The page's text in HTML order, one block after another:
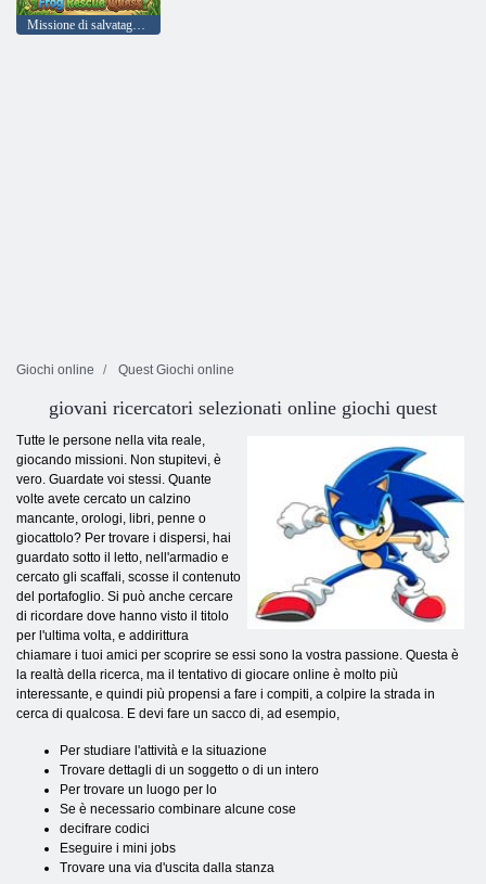
Missione di salvataggio delle rane
Giochi online Quest Giochi online
giovani ricercatori selezionati online giochi quest
Tutte le persone nella vita reale,
giocando missioni. Non stupitevi, è
vero. Guardate voi stessi. Quante
volte avete cercato un calzino
mancante, orologi, libri, penne o
giocattolo? Per trovare i dispersi, hai
guardato sotto il letto, nell'armadio e
cercato gli scaffali, scosse il contenuto
del portafoglio. Si può anche cercare
di ricordare dove hanno visto il titolo
per l'ultima volta, e addirittura
chiamare i tuoi amici per scoprire se essi sono la vostra passione. Questa è
la realtà della ricerca, ma il tentativo di giocare online è molto più
interessante, e quindi più propensi a fare i compiti, a colpire la strada in
cerca di qualcosa. E devi fare un sacco di, ad esempio,
Per studiare l'attività e la situazione
Trovare dettagli di un soggetto o di un intero
Per trovare un luogo per lo
Se è necessario combinare alcune cose
decifrare codici
Eseguire i mini jobs
Trovare una via d'uscita dalla stanza